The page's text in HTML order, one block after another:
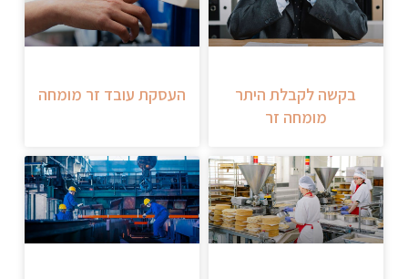
בקשה לקבלת היתר
מומחה זר
העסקת עובד זר מומחה